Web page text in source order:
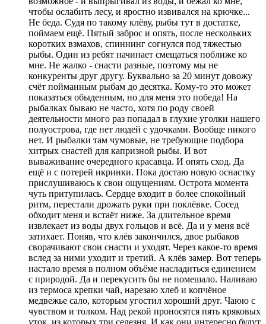
чтобы ослабить лесу, и яростно извивался на крючке...
Не беда. Судя по такому клёву, рыбы тут в достатке,
поймаем ещё. Пятый заброс и опять, после нескольких
коротких взмахов, спиннинг согнулся под тяжестью
рыбы. Один из ребят начинает смещаться поближе ко
мне. Не жалко - снасти разные, поэтому мы не
конкуренты друг другу. Буквально за 20 минут довожу
счёт пойманным рыбам до десятка. Кому-то это может
показаться обыденным, но для меня это победа! На
рыбалках бываю не часто, хотя по роду своей
деятельности много раз попадал в глухие уголки нашего
полуострова, где нет людей с удочками. Вообще никого
нет. И рыбалки там чумовые, не требующие подбора
хитрых снастей для капризной рыбы. И вот
вываживание очередного красавца. И опять сход. Да
ещё и с потерей икринки. Пока достаю новую оснастку
прислушиваюсь к свои ощущениям. Острота момента
чуть притупилась. Сердце входит в более спокойный
ритм, перестали дрожать руки при поклёвке. Сосед
обходит меня и встаёт ниже. За длительное время
извлекает из воды двух гольцов и всё. Да и у меня всё
затихает. Поняв, что клёв закончился, двое рыбаков
сворачивают свои снасти и уходят. Через какое-то время
вслед за ними уходит и третий. А клёв замер. Вот теперь
настало время в полном объёме насладиться единением
с природой. Да и перекусить бы не помешало. Наливаю
из термоса крепки чай, нарезаю хлеб и копчёное
медвежье сало, которым угостил хороший друг. Чаюю с
чувством и толком. Над рекой проносятся пять кряковых
уток, из которых три селезня. И как они интересно будут